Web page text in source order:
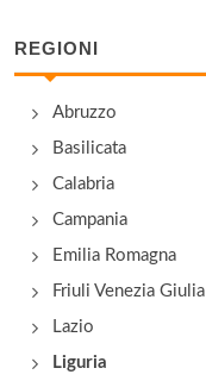
REGIONI
Abruzzo
Basilicata
Calabria
Campania
Emilia Romagna
Friuli Venezia Giulia
Lazio
Liguria